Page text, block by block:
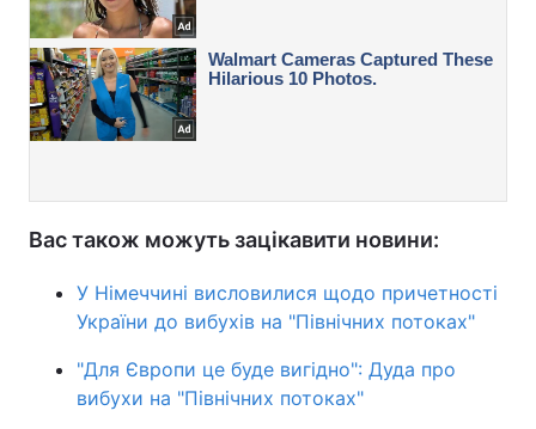
Вас також можуть зацікавити новини:
У Німеччині висловилися щодо причетності
України до вибухів на "Північних потоках"
"Для Європи це буде вигідно": Дуда про
вибухи на "Північних потоках"